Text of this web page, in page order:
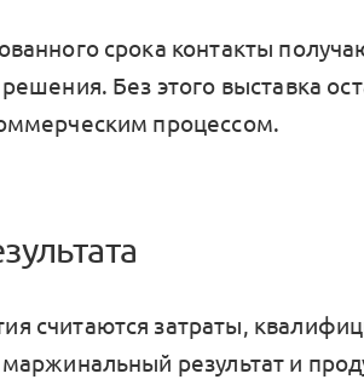
срока контакты
решения. Без этого выставка
процессом.
считаются затраты,
результат и